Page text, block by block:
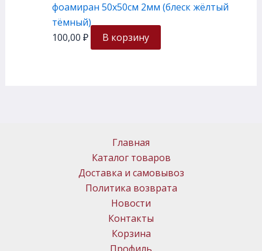
фоамиран 50х50см 2мм (блеск жёлтый
тёмный)
100,00 ₽ В корзину
Главная
Каталог товаров
Доставка и самовывоз
Политика возврата
Новости
Контакты
Корзина